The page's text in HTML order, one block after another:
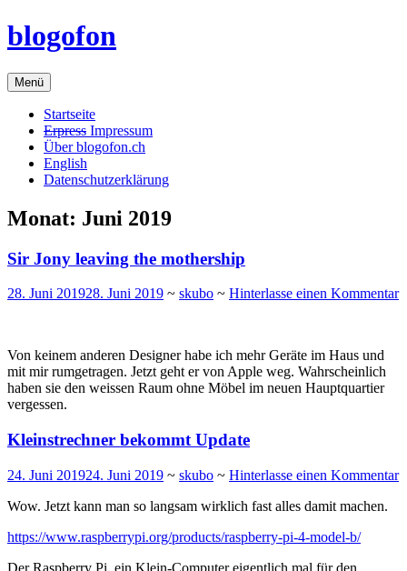
Zum
Inhalt
blogofon
Menü
Startseite
Erpress Impressum
Über blogofon.ch
English
Datenschutzerklärung
Monat: Juni 2019
Sir Jony leaving the mothership
28. Juni 201928. Juni 2019 ~ skubo ~ Hinterlasse einen Kommentar
Von keinem anderen Designer habe ich mehr Geräte im Haus und
mit mir rumgetragen. Jetzt geht er von Apple weg. Wahrscheinlich
haben sie den weissen Raum ohne Möbel im neuen Hauptquartier
vergessen.
Kleinstrechner bekommt Update
24. Juni 201924. Juni 2019 ~ skubo ~ Hinterlasse einen Kommentar
Wow. Jetzt kann man so langsam wirklich fast alles damit machen.
https://www.raspberrypi.org/products/raspberry-pi-4-model-b/
Der Raspberry Pi, ein Klein-Computer eigentlich mal für den